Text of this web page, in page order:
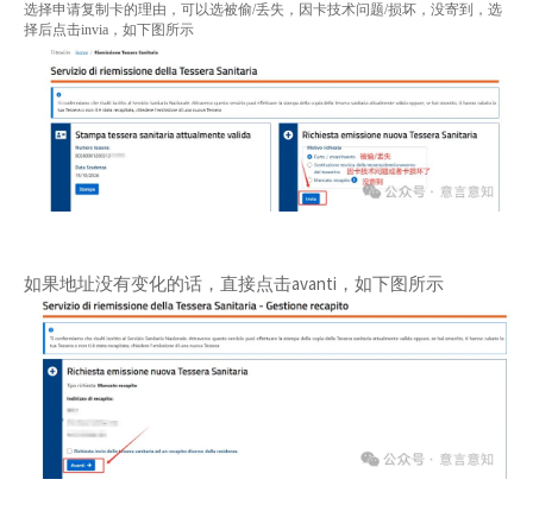
选择申请复制卡的理由，可以选被偷/丢失，因卡技术问题/损坏，没寄到，选
择后点击invia，如下图所示
如果地址没有变化的话，直接点击avanti，如下图所示